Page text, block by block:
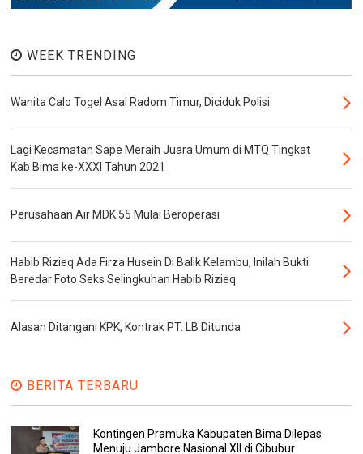
WEEK TRENDING
Wanita Calo Togel Asal Radom Timur, Diciduk Polisi
Lagi Kecamatan Sape Meraih Juara Umum di MTQ Tingkat
Kab Bima ke-XXXI Tahun 2021
Perusahaan Air MDK 55 Mulai Beroperasi
Habib Rizieq Ada Firza Husein Di Balik Kelambu, Inilah Bukti
Beredar Foto Seks Selingkuhan Habib Rizieq
Alasan Ditangani KPK, Kontrak PT. LB Ditunda
BERITA TERBARU
Kontingen Pramuka Kabupaten Bima Dilepas
Menuju Jambore Nasional XII di Cibubur